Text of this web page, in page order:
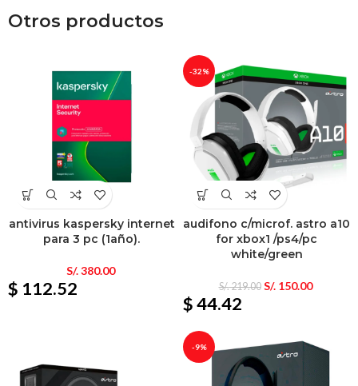
Otros productos
antivirus kaspersky internet
para 3 pc (1año).
S/.380.00
$ 112.52
-32%
audifono c/microf. astro a10
for xbox1 /ps4/pc
white/green
S/.219.00 S/.150.00
$ 44.42
-9%